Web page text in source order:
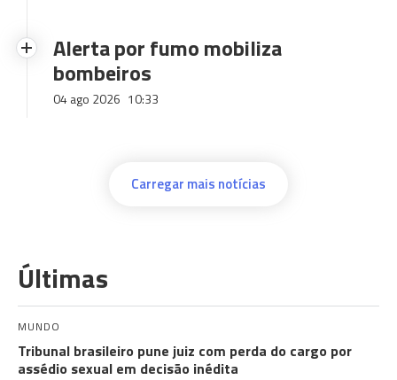
Alerta por fumo mobiliza
bombeiros
04 ago 2026 10:33
Carregar mais notícias
Últimas
MUNDO
Tribunal brasileiro pune juiz com perda do cargo por
assédio sexual em decisão inédita